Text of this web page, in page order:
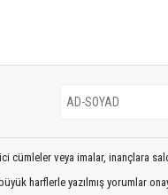
cümleler veya imalar, inançlara
harflerle yazılmış yorumlar